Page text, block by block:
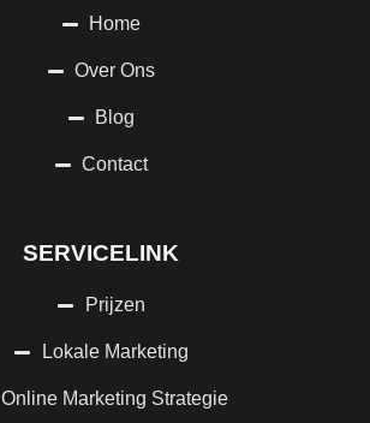
Home
Over Ons
Blog
Contact
SERVICELINK
Prijzen
Lokale Marketing
Online Marketing Strategie